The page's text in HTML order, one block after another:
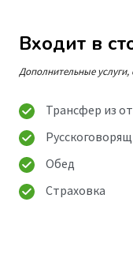
Входит в
Дополнительные
Трансфер из
Обед
Страховка